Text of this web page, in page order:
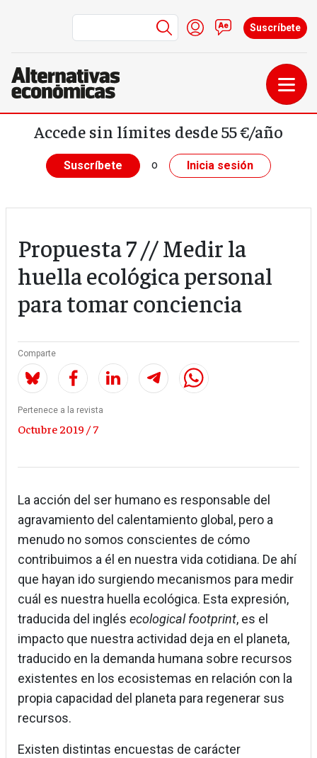
Pasar al contenido principal
Menú de cuenta de
Iniciar sesión
Contacto
Suscríbete
Accede sin límites desde 55 €/año
Suscríbete o Inicia sesión
Propuesta 7 // Medir la
huella ecológica personal
para tomar conciencia
Comparte
Pertenece a la revista
Octubre 2019 / 7
La acción del ser humano es responsable del
agravamiento del calentamiento global, pero a
menudo no somos conscientes de cómo
contribuimos a él en nuestra vida cotidiana. De ahí
que hayan ido surgiendo mecanismos para medir
cuál es nuestra huella ecológica. Esta expresión,
traducida del inglés ecological footprint, es el
impacto que nuestra actividad deja en el planeta,
traducido en la demanda humana sobre recursos
existentes en los ecosistemas en relación con la
propia capacidad del planeta para regenerar sus
recursos.
Existen distintas encuestas de carácter